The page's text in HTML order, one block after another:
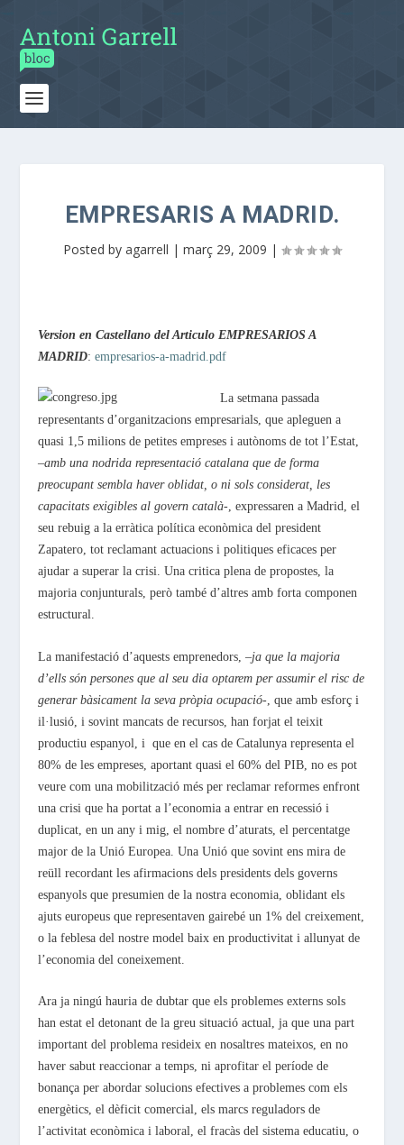
EMPRESARIS A MADRID.
Posted by agarrell | març 29, 2009 |
Version en Castellano del Articulo EMPRESARIOS A
MADRID:empresarios-a-madrid.pdf
La setmana passada
representants d’organitzacions empresarials, que apleguen a
quasi 1,5 milions de petites empreses i autònoms de tot l’Estat,
–amb una nodrida representació catalana que de forma
preocupant sembla haver oblidat, o ni sols considerat, les
capacitats exigibles al govern català-, expressaren a Madrid, el
seu rebuig a la erràtica política econòmica del president
Zapatero, tot reclamant actuacions i politiques eficaces per
ajudar a superar la crisi. Una critica plena de propostes, la
majoria conjunturals, però també d’altres amb forta componen
estructural.
La manifestació d’aquests emprenedors, –ja que la majoria
d’ells són persones que al seu dia optarem per assumir el risc de
generar bàsicament la seva pròpia ocupació-, que amb esforç i
il·lusió, i sovint mancats de recursos, han forjat el teixit
productiu espanyol, i que en el cas de Catalunya representa el
80% de les empreses, aportant quasi el 60% del PIB, no es pot
veure com una mobilització més per reclamar reformes enfront
una crisi que ha portat a l’economia a entrar en recessió i
duplicat, en un any i mig, el nombre d’aturats, el percentatge
major de la Unió Europea. Una Unió que sovint ens mira de
reüll recordant les afirmacions dels presidents dels governs
espanyols que presumien de la nostra economia, oblidant els
ajuts europeus que representaven gairebé un 1% del creixement,
o la feblesa del nostre model baix en productivitat i allunyat de
l’economia del coneixement.
Ara ja ningú hauria de dubtar que els problemes externs sols
han estat el detonant de la greu situació actual, ja que una part
important del problema resideix en nosaltres mateixos, en no
haver sabut reaccionar a temps, ni aprofitar el període de
bonança per abordar solucions efectives a problemes com els
energètics, el dèficit comercial, els marcs reguladors de
l’activitat econòmica i laboral, el fracàs del sistema educatiu, o